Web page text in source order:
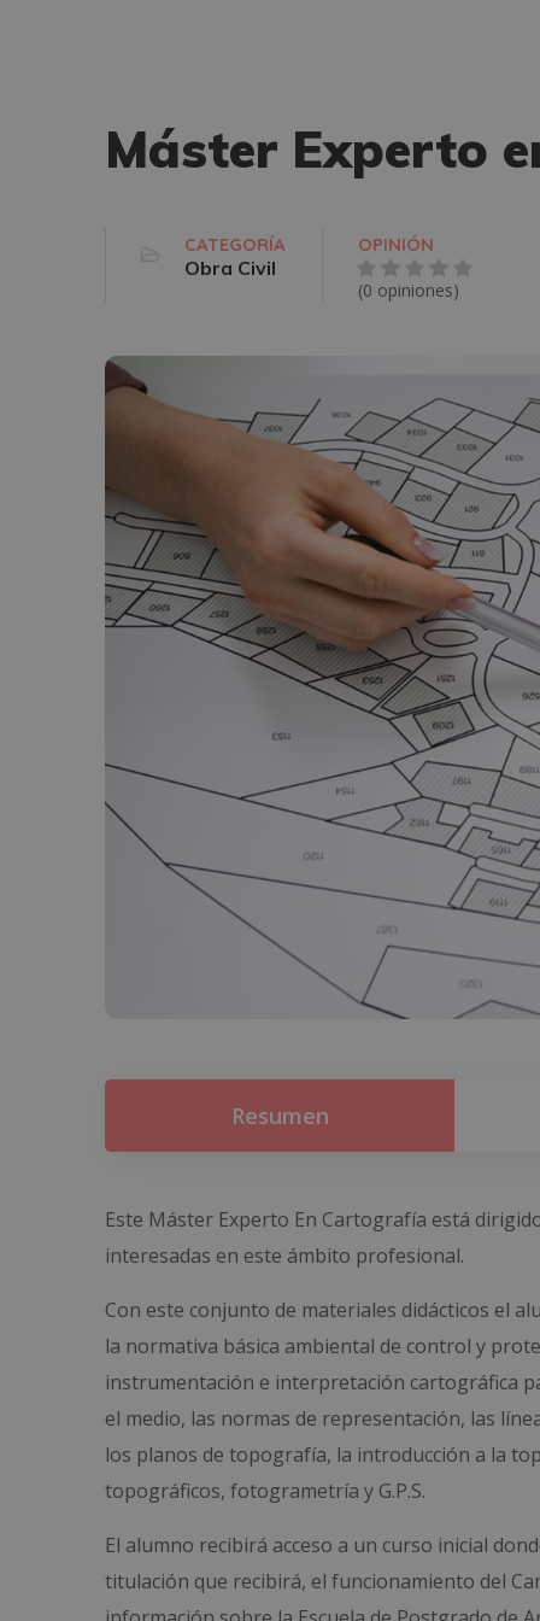
Máster Experto
CATEGORÍA
Obra Civil
OPINIÓN
(0 opiniones)
Resumen
Este Máster Experto En Cartografía está
interesadas en este ámbito profesional.
Con este conjunto de materiales didácticos el
la normativa básica ambiental de control y
instrumentación e interpretación cartográfica
el medio, las normas de representación, las
los planos de topografía, la introducción a la
topográficos, fotogrametría y G.P.S.
El alumno recibirá acceso a un curso inicial
titulación que recibirá, el funcionamiento del